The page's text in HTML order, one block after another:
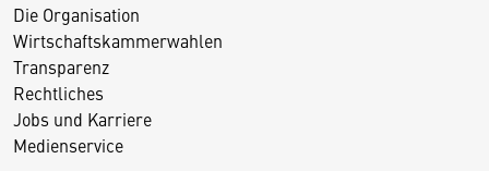
Die Organisation
Wirtschaftskammerwahlen
Transparenz
Rechtliches
Jobs und Karriere
Medienservice